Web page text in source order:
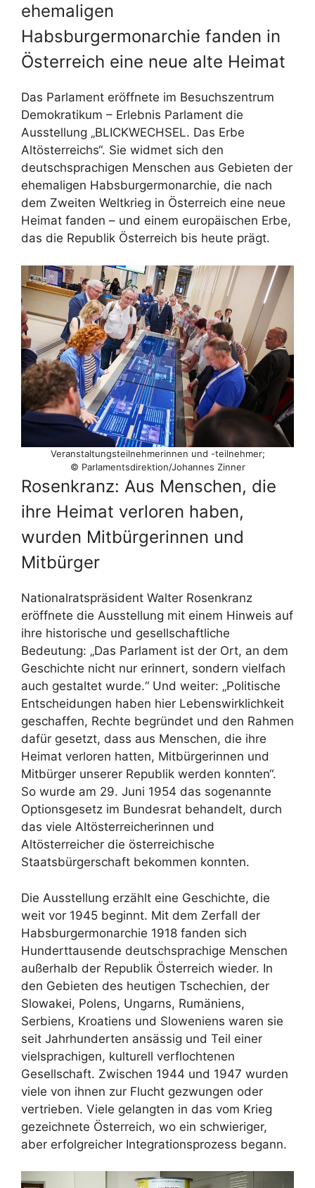
ehemaligen
Habsburgermonarchie fanden in
Österreich eine neue alte Heimat
Das Parlament eröffnete im Besuchszentrum
Demokratikum – Erlebnis Parlament die
Ausstellung „BLICKWECHSEL. Das Erbe
Altösterreichs“. Sie widmet sich den
deutschsprachigen Menschen aus Gebieten der
ehemaligen Habsburgermonarchie, die nach
dem Zweiten Weltkrieg in Österreich eine neue
Heimat fanden – und einem europäischen Erbe,
das die Republik Österreich bis heute prägt.
Veranstaltungsteilnehmerinnen und -teilnehmer;
© Parlamentsdirektion/​Johannes Zinner
Rosenkranz: Aus Menschen, die
ihre Heimat verloren haben,
wurden Mitbürgerinnen und
Mitbürger
Nationalratspräsident Walter Rosenkranz
eröffnete die Ausstellung mit einem Hinweis auf
ihre historische und gesellschaftliche
Bedeutung: „Das Parlament ist der Ort, an dem
Geschichte nicht nur erinnert, sondern vielfach
auch gestaltet wurde.“ Und weiter: „Politische
Entscheidungen haben hier Lebenswirklichkeit
geschaffen, Rechte begründet und den Rahmen
dafür gesetzt, dass aus Menschen, die ihre
Heimat verloren hatten, Mitbürgerinnen und
Mitbürger unserer Republik werden konnten“.
So wurde am 29. Juni 1954 das sogenannte
Optionsgesetz im Bundesrat behandelt, durch
das viele Altösterreicherinnen und
Altösterreicher die österreichische
Staatsbürgerschaft bekommen konnten.
Die Ausstellung erzählt eine Geschichte, die
weit vor 1945 beginnt. Mit dem Zerfall der
Habsburgermonarchie 1918 fanden sich
Hunderttausende deutschsprachige Menschen
außerhalb der Republik Österreich wieder. In
den Gebieten des heutigen Tschechien, der
Slowakei, Polens, Ungarns, Rumäniens,
Serbiens, Kroatiens und Sloweniens waren sie
seit Jahrhunderten ansässig und Teil einer
vielsprachigen, kulturell verflochtenen
Gesellschaft. Zwischen 1944 und 1947 wurden
viele von ihnen zur Flucht gezwungen oder
vertrieben. Viele gelangten in das vom Krieg
gezeichnete Österreich, wo ein schwieriger,
aber erfolgreicher Integrationsprozess begann.